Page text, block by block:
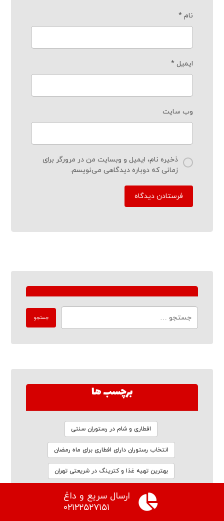
نام*
ایمیل*
وب‌ سایت
ذخیره نام، ایمیل و وبسایت من در مرورگر برای
زمانی که دوباره دیدگاهی می‌نویسم.
برچسب ها
افطاری و شام در رستوران سنتی
انتخاب رستوران دارای افطاری برای ماه رمضان
بهترین تهیه غذا و کترینگ در شریعتی تهران
بهترین تهیه غذا و کترینگ در قیطریه تهران
بهترین رستوران برای افطاری در تهران
ارسال سریع و داغ
۰۲۱۲۲۵۲۷۱۵۱